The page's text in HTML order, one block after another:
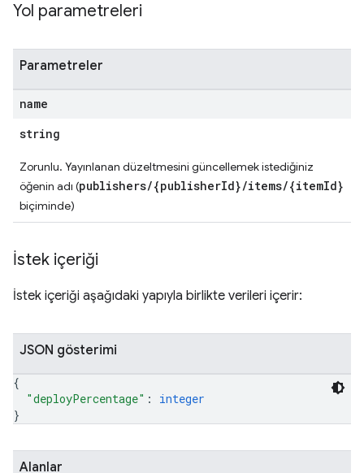
Yol parametreleri
Parametreler
name
string
Zorunlu. Yayınlanan düzeltmesini güncellemek istediğiniz
öğenin adı (publishers/{publisherId}/items/{itemId}
biçiminde)
İstek içeriği
İstek içeriği aşağıdaki yapıyla birlikte verileri içerir:
JSON gösterimi
{
"deployPercentage" : integer
}
Alanlar